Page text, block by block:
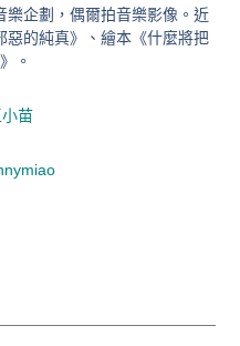
樂企劃，偶爾拍音樂影像。近
惡的純真》、繪本《什麼將把
。
小苗